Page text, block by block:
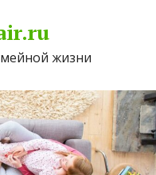
жизни